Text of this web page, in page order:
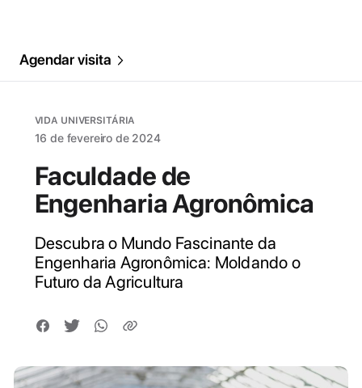
Agendar visita
VIDA UNIVERSITÁRIA
16 de fevereiro de 2024
Faculdade de
Engenharia Agronômica
Descubra o Mundo Fascinante da
Engenharia Agronômica: Moldando o
Futuro da Agricultura